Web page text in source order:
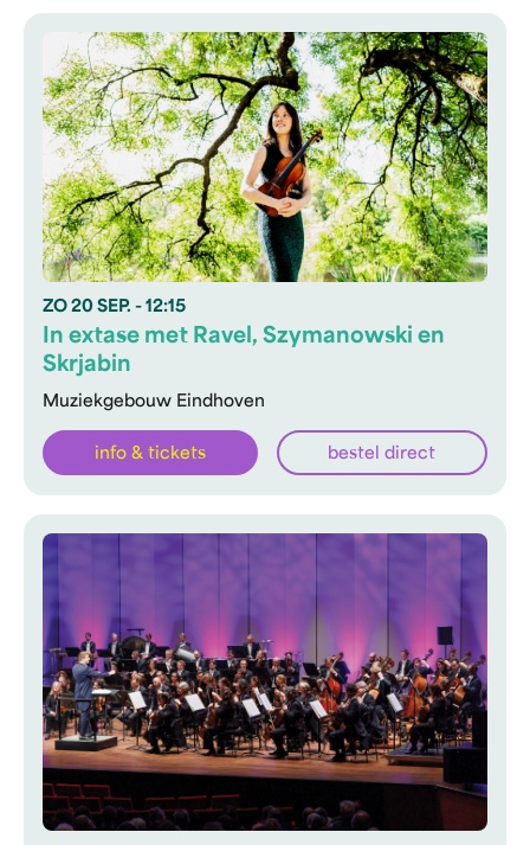
ZO 20 SEP. - 12:15
Muziekgebouw Eindhoven
In extase met Ravel, Szymanowski en
Skrjabin
info & tickets bestel direct